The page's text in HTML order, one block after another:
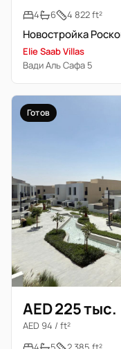
4
6 4 822 ft²
Elie Saab Villas
Вади Аль Сафа 5
Готов
AED 225 тыс.
AED 94 / ft²